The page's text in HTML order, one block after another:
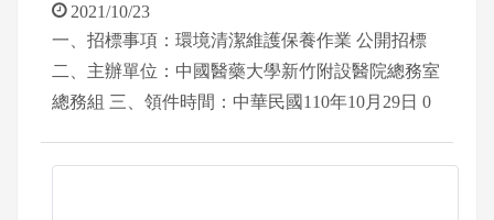
2021/10/23
一、招標事項：環境清潔維護保養作業 公開招標
二、主辦單位：中國醫藥大學新竹附設醫院總務室
總務組 三、領件時間：中華民國110年10月29日 0
大學新竹附設醫院地下一樓 總務室總務組 五、連